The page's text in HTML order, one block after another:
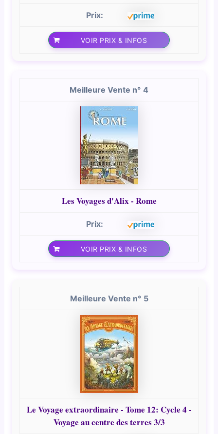
VOIR PRIX & INFOS
4
Les Voyages d'Alix - Rome
VOIR PRIX & INFOS
5
Le Voyage extraordinaire - Tome 12: Cycle 4 -
Voyage au centre des terres 3/3